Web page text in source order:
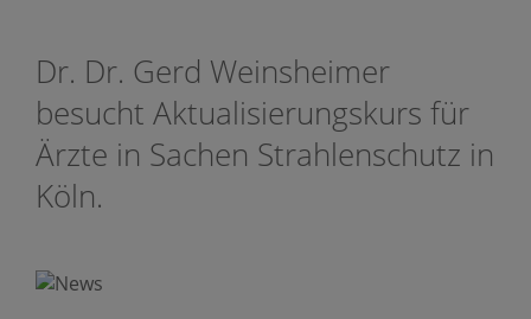
Dr. Dr. Gerd Weinsheimer
besucht Aktualisierungskurs für
Ärzte in Sachen Strahlenschutz in
Köln.